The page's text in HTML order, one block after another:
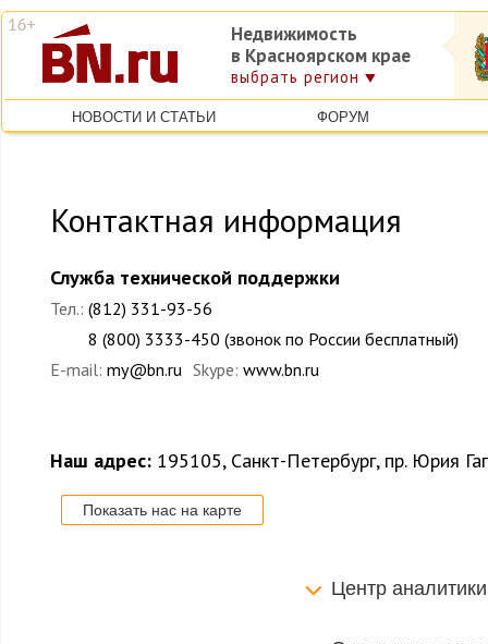
Недвижимость
в Красноярском крае
выбрать регион
НОВОСТИ И СТАТЬИ ФОРУМ
Контактная информация
Служба технической поддержки
Тел.: (812) 331-93-56
8 (800) 3333-450 (звонок по России бесплатный)
E-mail: my@bn.ru Skype: www.bn.ru
Наш адрес: 195105, Санкт-Петербург, пр. Юрия
Показать нас на карте
Центр аналитики